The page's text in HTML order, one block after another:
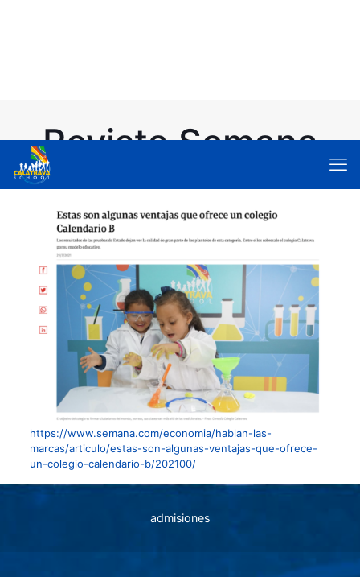
Revista Semana
https://www.semana.com/economia/hablan-las-
marcas/articulo/estas-son-algunas-ventajas-que-ofrece-
un-colegio-calendario-b/202100/
admisiones